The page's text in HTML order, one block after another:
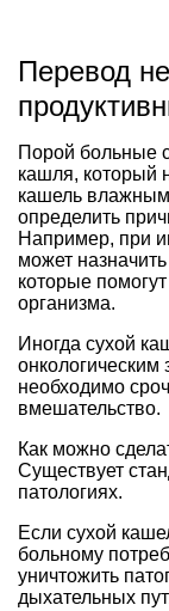
Перевод
Порой больные
кашля, который
кашель
определить
Например, при
может
которые
организма.
Иногда сухой
онкологическим
необходимо
вмешательство.
Как можно
Существует
патологиях.
Если сухой
больному
уничтожить
дыхательных